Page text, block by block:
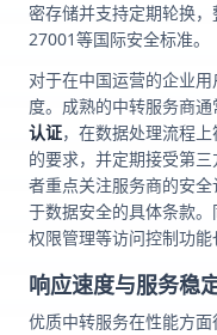
密存储并支持定期轮换
27001等国际安全标准。
对于在中国运营的企业
度。成熟的中转服务商
认证，在数据处理流程
的要求，并定期接受第
者重点关注服务商的安
于数据安全的具体条款
权限管理等访问控制功能
响应速度与服务稳
优质中转服务在性能方